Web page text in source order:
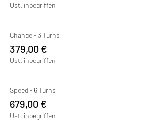
Ust. inbegriffen
Change - 3 Turns
379,00 €
Ust. inbegriffen
Speed - 6 Turns
679,00 €
Ust. inbegriffen